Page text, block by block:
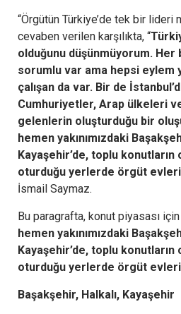
“Örgütün Türkiye’de tek bir lideri
cevaben verilen karşılıkta, “
olduğunu düşünmüyorum. Her
sorumlu var ama hepsi eylem
çalışan da var. Bir de
Cumhuriyetler, Arap ülkeleri
gelenlerin oluşturduğu bir
hemen yakınımızdaki
Kayaşehir’de, toplu
oturduğu yerlerde örgüt
İsmail Saymaz.
Bu paragrafta, konut piyasası
hemen yakınımızdaki
Kayaşehir’de, toplu
oturduğu yerlerde örgüt
Başakşehir, Halkalı, Kayaşehir